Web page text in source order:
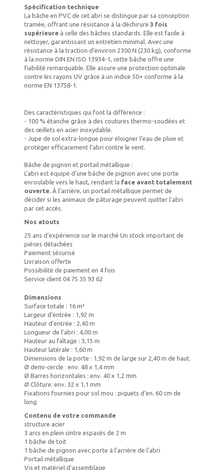
Spécification technique
La bâche en PVC de cet abri se distingue par sa conception
tramée, offrant une résistance à la déchirure 3 fois
supérieure à celle des bâches standards. Elle est facile à
nettoyer, garantissant un entretien minimal. Avec une
résistance à la traction d’environ 2300 N (230 kg), conforme
à la norme DIN EN ISO 13934-1, cette bâche offre une
fiabilité remarquable. Elle assure une protection optimale
contre les rayons UV grâce à un indice 50+ conforme à la
norme EN 13758-1.
Des caractéristiques qui font la différence :
- 100 % étanche grâce à des coutures thermo-soudées et
des œillets en acier inoxydable.
- Jupe de sol extra-longue pour éloigner l’eau de pluie et
protéger efficacement l’abri contre le vent.
Bâche de pignon et portail métallique :
L’abri est équipé d’une bâche de pignon avec une porte
enroulable vers le haut, rendant la face avant totalement
ouverte. À l’arrière, un portail métallique permet de
décider si les animaux de pâturage peuvent quitter l'abri
par cet accès.
Nos atouts
25 ans d’expérience sur le marché Un stock important de
pièces détachées
Paiement sécurisé
Livraison offerte
Possibilité de paiement en 4 fois
Service client 04 75 35 93 62
Dimensions
Surface totale : 16 m²
Largeur d'entrée : 1,92 m
Hauteur d'entrée : 2,40 m
Longueur de l’abri : 4,00 m
Hauteur au faîtage : 3,15 m
Hauteur latérale : 1,60 m
Dimensions de la porte : 1,92 m de large sur 2,40 m de haut.
Ø demi-cercle : env. 48 x 1,4 mm
Ø Barres horizontales : env. 40 x 1,2 mm
Ø Clôture: env. 32 x 1,1 mm
Fixations fournies pour sol mou : piquets d'en. 60 cm de
long
Contenu de votre commande
structure acier
3 arcs en plein cintre espacés de 2 m
1 bâche de toit
1 bâche de pignon avec porte à l'arrière de l'abri
Portail métallique
Vis et matériel d'assemblage